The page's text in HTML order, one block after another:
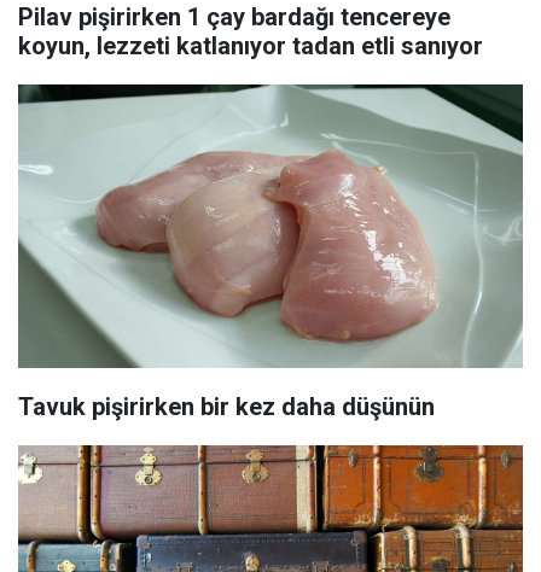
Pilav pişirirken 1 çay bardağı tencereye
koyun, lezzeti katlanıyor tadan etli sanıyor
Tavuk pişirirken bir kez daha düşünün